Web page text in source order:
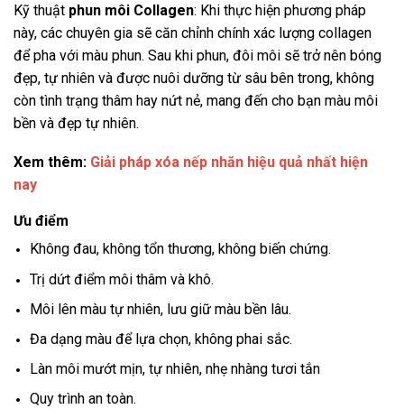
Kỹ thuật phun môi Collagen: Khi thực hiện phương pháp
này, các chuyên gia sẽ căn chỉnh chính xác lượng collagen
để pha với màu phun. Sau khi phun, đôi môi sẽ trở nên bóng
đẹp, tự nhiên và được nuôi dưỡng từ sâu bên trong, không
còn tình trạng thâm hay nứt nẻ, mang đến cho bạn màu môi
bền và đẹp tự nhiên.
Xem thêm: Giải pháp xóa nếp nhăn hiệu quả nhất hiện
nay
Ưu điểm
Không đau, không tổn thương, không biến chứng.
Trị dứt điểm môi thâm và khô.
Môi lên màu tự nhiên, lưu giữ màu bền lâu.
Đa dạng màu để lựa chọn, không phai sắc.
Làn môi mướt mịn, tự nhiên, nhẹ nhàng tươi tắn
Quy trình an toàn.